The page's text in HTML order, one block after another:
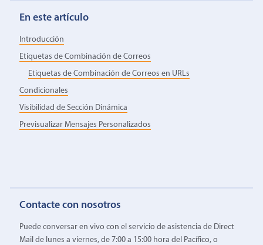
En este artículo
Introducción
Etiquetas de Combinación de Correos
Etiquetas de Combinación de Correos en URLs
Condicionales
Visibilidad de Sección Dinámica
Previsualizar Mensajes Personalizados
Contacte con nosotros
Puede conversar en vivo con el servicio de asistencia de Direct
Mail de lunes a viernes, de 7:00 a 15:00 hora del Pacífico, o